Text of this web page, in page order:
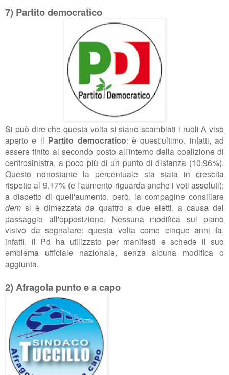
7) Partito democratico
Si può dire che questa volta si siano scambiati i ruoli A viso
aperto e il Partito democratico: è quest'ultimo, infatti, ad
essere finito al secondo posto all'interno della coalizione di
centrosinistra, a poco più di un punto di distanza (10,96%).
Questo nonostante la percentuale sia stata in crescita
rispetto al 9,17% (e l'aumento riguarda anche i voti assoluti);
a dispetto di quell'aumento, però, la compagine consiliare
dem si è dimezzata da quattro a due eletti, a causa del
passaggio all'opposizione. Nessuna modifica sul piano
visivo da segnalare: questa volta come cinque anni fa,
infatti, il Pd ha utilizzato per manifesti e schede il suo
emblema ufficiale nazionale, senza alcuna modifica o
aggiunta.
2) Afragola punto e a capo